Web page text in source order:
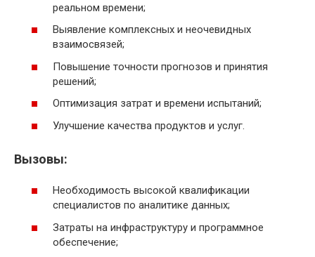
реальном времени;
Выявление комплексных и неочевидных
взаимосвязей;
Повышение точности прогнозов и принятия
решений;
Оптимизация затрат и времени испытаний;
Улучшение качества продуктов и услуг.
Вызовы:
Необходимость высокой квалификации
специалистов по аналитике данных;
Затраты на инфраструктуру и программное
обеспечение;